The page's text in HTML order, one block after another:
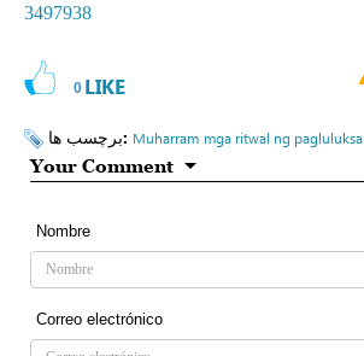
3497938
0 LIKE
برچسب ها: Muharram mga ritwal ng pagluluksa
Your Comment
Nombre
Correo electrónico